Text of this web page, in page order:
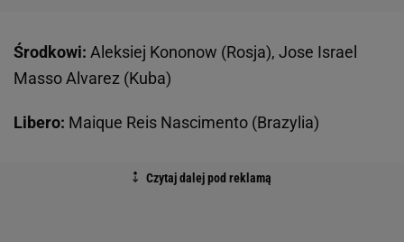
Środkowi: Aleksiej Kononow (Rosja), Jose Israel
Masso Alvarez (Kuba)
Libero: Maique Reis Nascimento (Brazylia)